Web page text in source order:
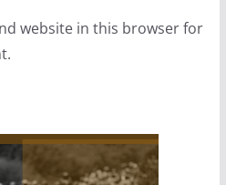
website in this browser for